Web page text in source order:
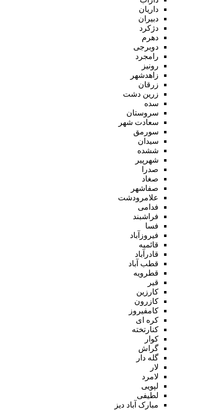
داریان
دبیران
دژکرد
دهرم
دوبرجی
رامجرد
رونیز
زاهدشهر
زرقان
زرین دشت
سده
سروستان
سعادت شهر
سورمق
سیدان
ششده
شهرپیر
صدرا
صغاد
صفاشهر
علامرودشت
فدامی
فراشبند
فسا
فیروزآباد
قائمیه
قادرآباد
قطب آباد
قطرویه
قیر
کارزین
کازرون
کامفیروز
کره ای
کنارتخته
کوار
گراش
گله دار
لار
لامرد
لپویی
لطیفی
مبارک آباد دیز